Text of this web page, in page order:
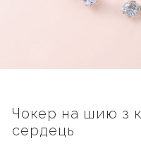
Чокер на шию з
сердець
початку